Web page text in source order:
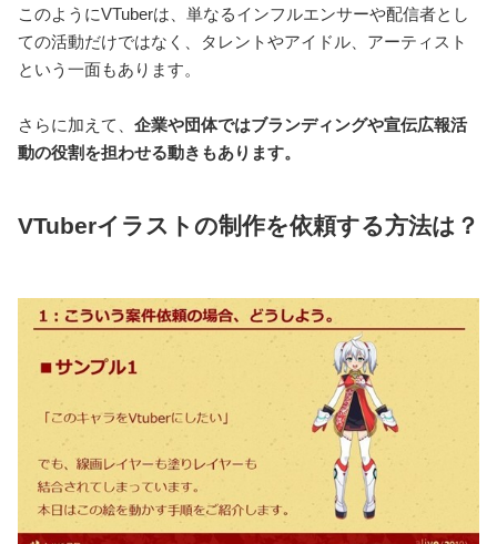
このようにVTuberは、単なるインフルエンサーや配信者とし
ての活動だけではなく、タレントやアイドル、アーティスト
という一面もあります。
さらに加えて、 企業や団体ではブランディングや宣伝広報活
動の役割を担わせる動きもあります。
VTuberイラストの制作を依頼する方法は？